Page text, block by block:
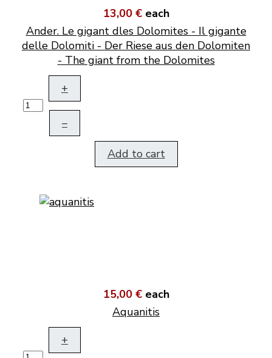
13,00 € each
Ander. Le gigant dles Dolomites - Il gigante
delle Dolomiti - Der Riese aus den Dolomiten
- The giant from the Dolomites
+
–
Add to cart
15,00 € each
Aquanitis
+